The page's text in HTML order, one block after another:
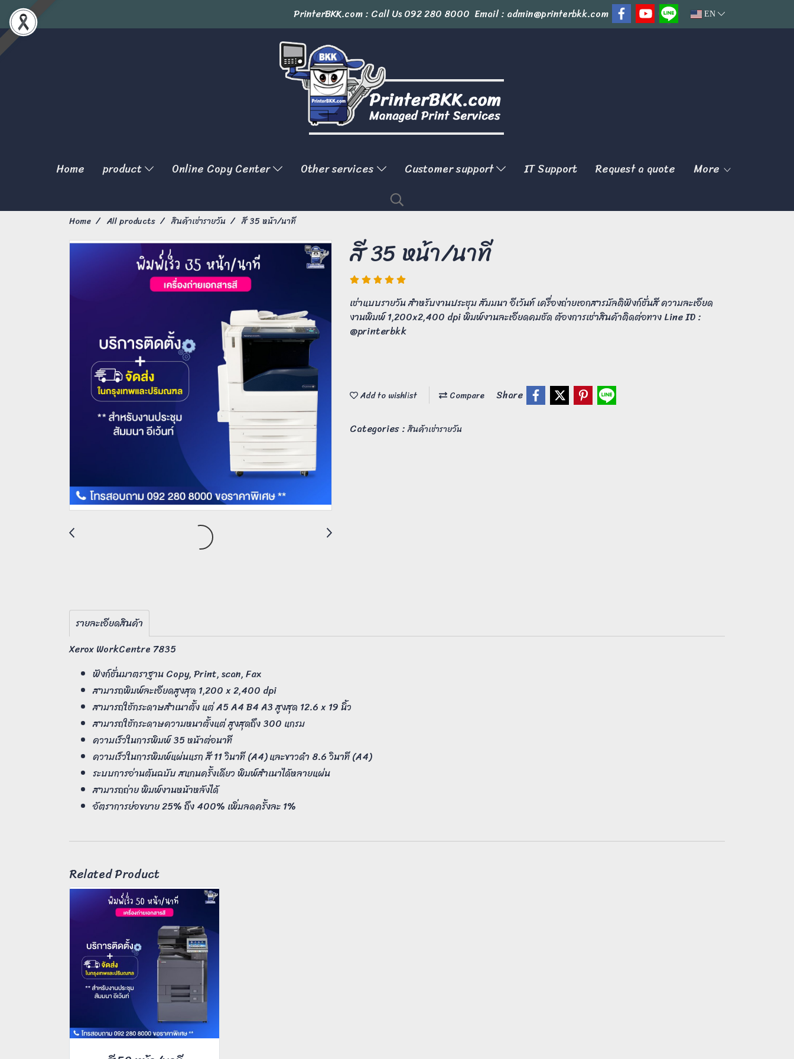
PrinterBKK.com : Call Us092 280 8000 Email : admin@printerbkk.com EN
Home product Online Copy Center Other services Customer support IT Support Request a quote More
Home All products สินค้าเช่ารายวัน สี 35 หน้า/นาที
สี 35 หน้า/นาที
เช่าแบบรายวัน สำหรับงานประชุม สัมมนา อีเว้นท์ เครื่องถ่ายเอกสารมัลติฟังก์ชั่นสี ความละเอียด
งานพิมพ์ 1,200x2,400 dpi พิมพ์งานละเอียดคมชัด ต้องการเช่าสินค้าติดต่อทาง Line ID :
@printerbkk
Add to wishlist Compare
Share
Categories :สินค้าเช่ารายวัน
รายละเอียดสินค้า
Xerox WorkCentre 7835
ฟังก์ชั่นมาตราฐาน Copy, Print, scan, Fax
สามารถพิมพ์ละเอียดสูงสุด 1,200 x 2,400 dpi
สามารถใช้กระดาษสำเนาตั้ง แต่ A5 A4 B4 A3 สูงสุด 12.6 x 19 นิ้ว
สามารถใช้กระดาษความหนาตั้งแต่ สูงสุดถึง 300 แกรม
ความเร็วในการพิมพ์ 35 หน้าต่อนาที
ความเร็วในการพิมพ์แผ่นแรก สี 11 วินาที (A4) และขาวดำ 8.6 วินาที (A4)
ระบบการอ่านต้นฉบับ สแกนครั้งเดียว พิมพ์สำเนาได้หลายแผ่น
สามารถถ่าย พิมพ์งานหน้าหลังได้
อัตราการย่อขยาย 25% ถึง 400% เพิ่มลดครั้งละ 1%
Related Product